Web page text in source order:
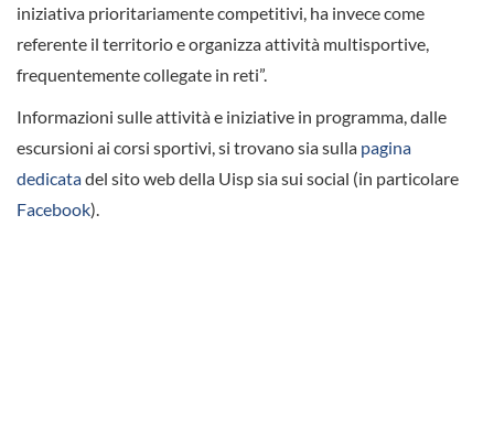
iniziativa prioritariamente competitivi, ha invece come
referente il territorio e organizza attività multisportive,
frequentemente collegate in reti”.
Informazioni sulle attività e iniziative in programma, dalle
escursioni ai corsi sportivi, si trovano sia sulla pagina
dedicatadel sito web della Uisp sia sui social (in particolare
Facebook).